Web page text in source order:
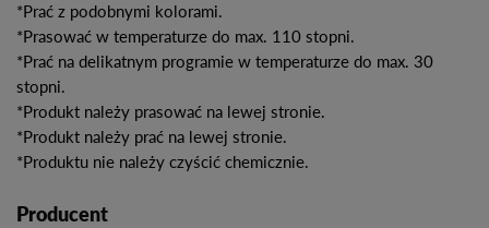
*Prać z podobnymi kolorami.
*Prasować w temperaturze do max. 110 stopni.
*Prać na delikatnym programie w temperaturze do max. 30
stopni.
*Produkt należy prasować na lewej stronie.
*Produkt należy prać na lewej stronie.
*Produktu nie należy czyścić chemicznie.
Producent